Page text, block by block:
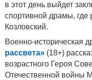
в этот день выйдет
спортивной драмы, где
Козловский.
Военно-историческая
рассвета» (18+)
возрастного Героя
Отечественной войны